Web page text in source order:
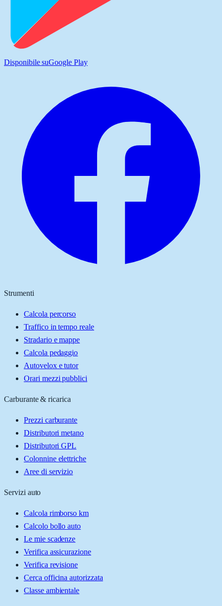
Disponibile suGoogle Play
Strumenti
Calcola percorso
Traffico in tempo reale
Stradario e mappe
Calcola pedaggio
Autovelox e tutor
Orari mezzi pubblici
Carburante & ricarica
Prezzi carburante
Distributori metano
Distributori GPL
Colonnine elettriche
Aree di servizio
Servizi auto
Calcola rimborso km
Calcolo bollo auto
Le mie scadenze
Verifica assicurazione
Verifica revisione
Cerca officina autorizzata
Classe ambientale